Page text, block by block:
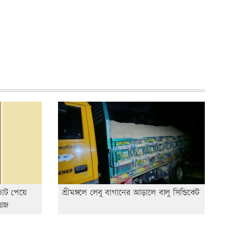
পেয়ে
শ্রীমঙ্গলে লেবু বাগানের আড়ালে বালু সিন্ডিকেট